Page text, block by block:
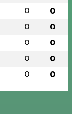
0 0
0 0
0 0
0 0
0 0